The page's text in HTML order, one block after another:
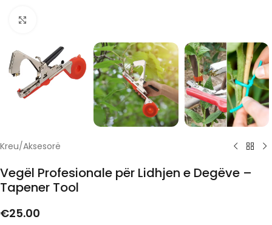
Kreu/Aksesorë
Vegël Profesionale për Lidhjen e Degëve –
Tapener Tool
€25.00